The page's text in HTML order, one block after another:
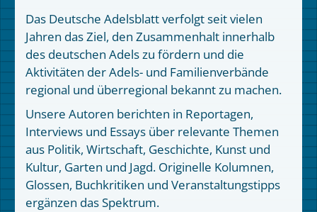
Das Deutsche Adelsblatt verfolgt seit vielen
Jahren das Ziel, den Zusammenhalt innerhalb
des deutschen Adels zu fördern und die
Aktivitäten der Adels- und Familienverbände
regional und überregional bekannt zu machen.
Unsere Autoren berichten in Reportagen,
Interviews und Essays über relevante Themen
aus Politik, Wirtschaft, Geschichte, Kunst und
Kultur, Garten und Jagd. Originelle Kolumnen,
Glossen, Buchkritiken und Veranstaltungstipps
ergänzen das Spektrum.